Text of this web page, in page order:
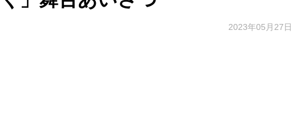
2023年05月27日